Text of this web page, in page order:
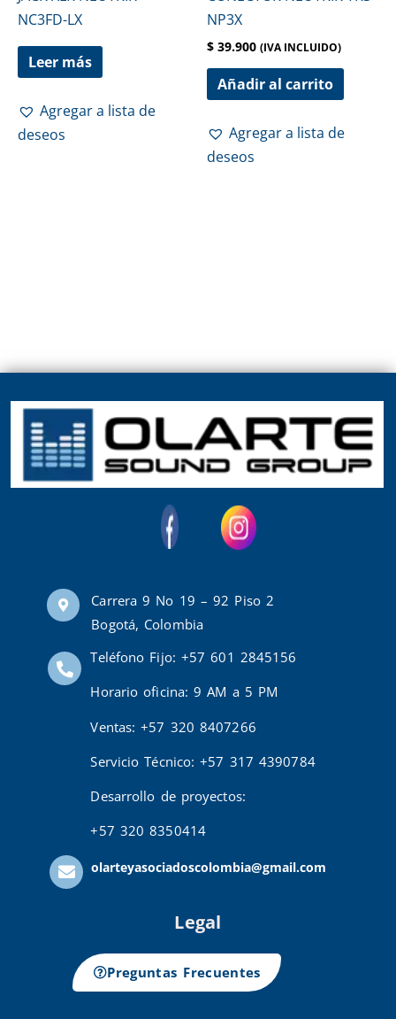
NC3FD-LX
Leer más
Agregar a lista de
deseos
NP3X
$ 39.900 (IVA INCLUIDO)
Añadir al carrito
Agregar a lista de
deseos
Carrera 9 No 19 – 92 Piso 2
Bogotá, Colombia
Teléfono Fijo: +57 601 2845156
Horario oficina: 9 AM a 5 PM
Ventas: +57 320 8407266
Servicio Técnico: +57 317 4390784
Desarrollo de proyectos:
+57 320 8350414
olarteyasociadoscolombia@gmail.com
Legal
Preguntas Frecuentes